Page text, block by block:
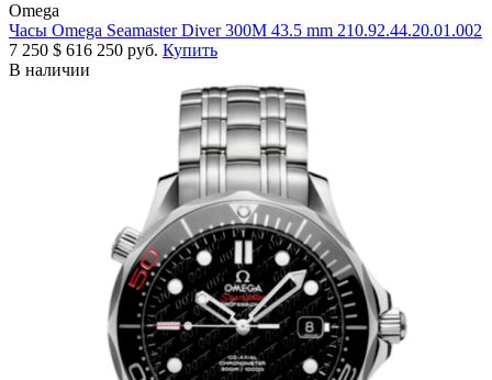
Omega
Часы Omega Seamaster Diver 300M 43.5 mm 210.92.44.20.01.002
7 250 $ 616 250 руб. Купить
В наличии